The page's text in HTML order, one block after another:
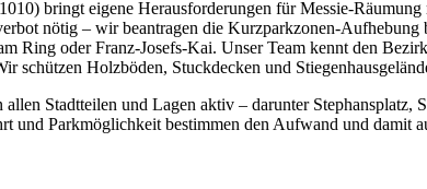
bringt eigene Herausforderungen für Messie-
nötig – wir beantragen die Kurzparkzonen-
Ring oder Franz-Josefs-Kai. Unser Team kennt den
schützen Holzböden, Stuckdecken und
Stadtteilen und Lagen aktiv – darunter
und Parkmöglichkeit bestimmen den Aufwand und damit